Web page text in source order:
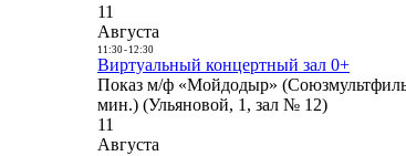
11
Августа
11:30- 12:30
Виртуальный концертный зал 0+
Показ м/ф «Мойдодыр»
мин.) (Ульяновой, 1, зал № 12)
11
Августа